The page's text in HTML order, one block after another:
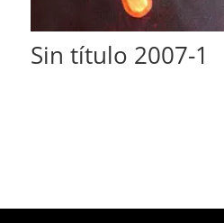
Sin título 2007-1